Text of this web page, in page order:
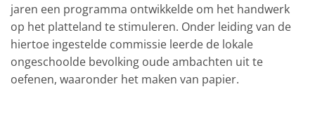
jaren een programma ontwikkelde om het handwerk
op het platteland te stimuleren. Onder leiding van de
hiertoe ingestelde commissie leerde de lokale
ongeschoolde bevolking oude ambachten uit te
oefenen, waaronder het maken van papier.